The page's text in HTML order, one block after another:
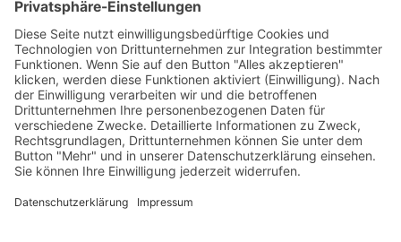
Rammertstraße 28
72072 Tübingen
Tel.: +49 (0) 7071 85 94 001
Fax: +49 (0) 7071 85 94 002
Email:info@handwerker.zone
Safe Sharing Tool: